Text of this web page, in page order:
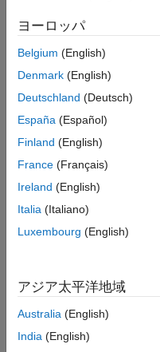
ヨーロッパ
Belgium (English)
Denmark (English)
Deutschland (Deutsch)
España (Español)
Finland (English)
France (Français)
Ireland (English)
Italia (Italiano)
Luxembourg (English)
アジア太平洋地域
Australia (English)
India (English)
トラストセンター
違法コピー防止
アプ
© 1994-2026 The